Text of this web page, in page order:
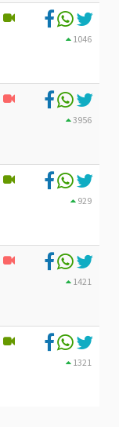
1046
3956
929
1421
1321